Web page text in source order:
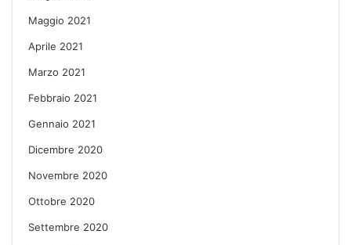
Maggio 2021
Aprile 2021
Marzo 2021
Febbraio 2021
Gennaio 2021
Dicembre 2020
Novembre 2020
Ottobre 2020
Settembre 2020